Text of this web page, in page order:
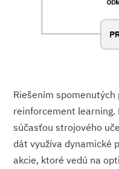
Riešením
reinforcement learning.
súčasťou strojového
dát využíva dynamické
akcie, ktoré vedú na